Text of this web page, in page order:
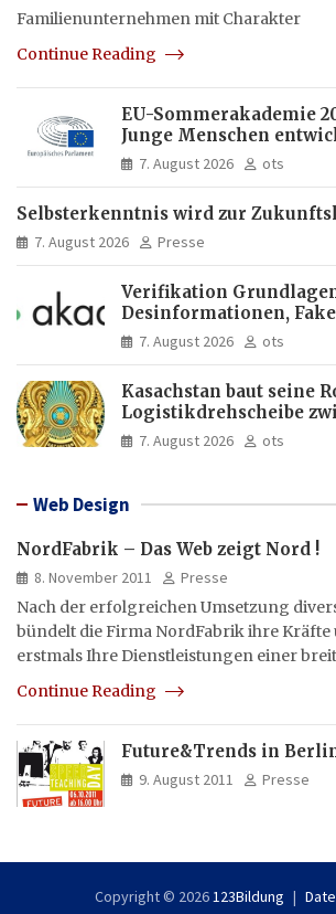
Familienunternehmen mit Charakter
Continue Reading
EU-Sommerakademie
Junge Menschen
Europas Zukunft
7. August 2026 ots
Selbsterkenntnis wird zur
7. August 2026 Presse
Verifikation
Desinformationen, Fake
manipulierte Inhalte |
7. August 2026 ots
Kasachstan baut seine
Logistikdrehscheibe
und Asien aus
7. August 2026 ots
Web Design
NordFabrik – Das Web zeigt Nord !
8. November 2011
Presse
Nach der erfolgreichen Umsetzung
bündelt die Firma NordFabrik ihre Kräfte
erstmals Ihre Dienstleistungen einer
Continue Reading
Future&Trends in
9. August 2011 Presse
Copyright © 2026123Bildung